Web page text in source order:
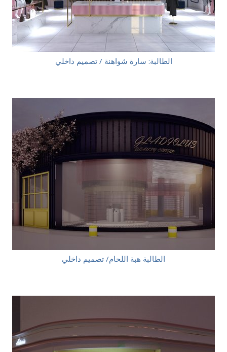
الطالبة: سارة شواهنة / تصميم داخلي
الطالبة هبة اللحام/ تصميم داخلي